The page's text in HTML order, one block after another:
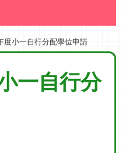
度小一自行分配學位申請
一自行分